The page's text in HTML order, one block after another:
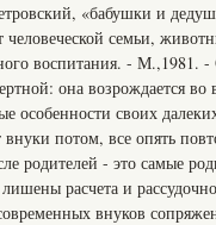
«бабушки и
семьи,
воспитания. - М.,1981.
она возрождается во
особенности своих
потом, все опять
родителей - это самые
расчета и
внуков